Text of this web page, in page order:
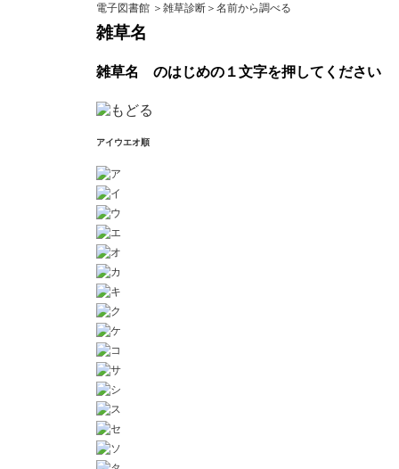
電子図書館 ＞ 雑草診断＞名前から調べる
雑草名
雑草名 のはじめの１文字を押してください
アイウエオ順